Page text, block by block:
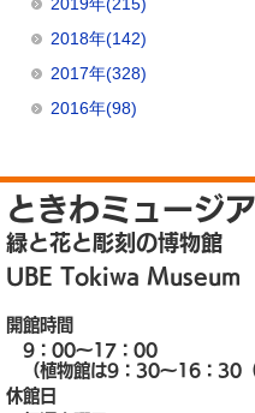
2018年(142)
2017年(328)
2016年(98)
ときわミュージ
緑と花と彫刻の博物館
UBE Tokiwa Museum
開館時間
9：00～17：00
（植物館は9：30～16：30
休館日